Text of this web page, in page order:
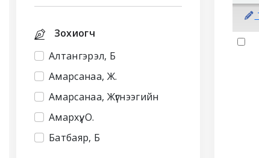
Зохиогч
Алтангэрэл, Б
Амарсанаа, Ж.
Амарсанаа, Жүгнээгийн
Амархүү, О.
Батбаяр, Б
Results